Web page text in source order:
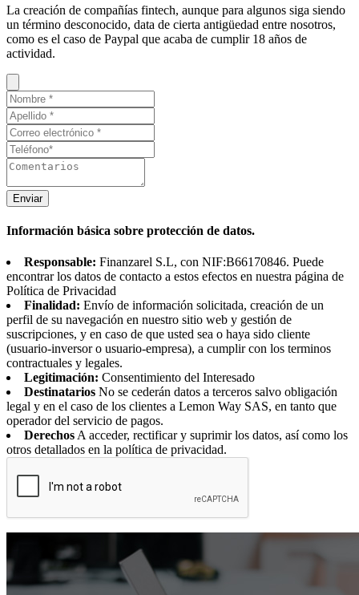
La creación de compañías fintech, aunque para algunos siga siendo
un término desconocido, data de cierta antigüedad entre nosotros,
como es el caso de Paypal que acaba de cumplir 18 años de
actividad.
Enviar
Información básica sobre protección de datos.
Responsable: Finanzarel S.L, con NIF:B66170846. Puede
encontrar los datos de contacto a estos efectos en nuestra página de
Política de Privacidad
Finalidad: Envío de información solicitada, creación de un
perfil de su navegación en nuestro sitio web y gestión de
suscripciones, y en caso de que usted sea o haya sido cliente
(usuario-inversor o usuario-empresa), a cumplir con los terminos
contractuales y legales.
Legitimación: Consentimiento del Interesado
Destinatarios No se cederán datos a terceros salvo obligación
legal y en el caso de los clientes a Lemon Way SAS, en tanto que
operador del servicio de pagos.
Derechos A acceder, rectificar y suprimir los datos, así como los
otros detallados en la política de privacidad.